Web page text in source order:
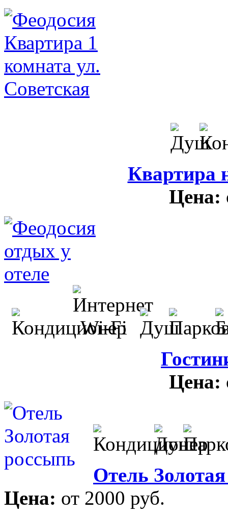
Квартира
Цена:
Цена:
Отель
Цена: от 2000 руб.